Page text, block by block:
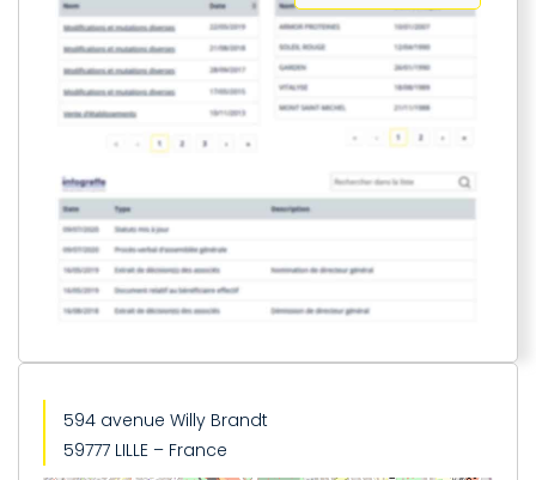
594 avenue Willy Brandt
59777 LILLE – France